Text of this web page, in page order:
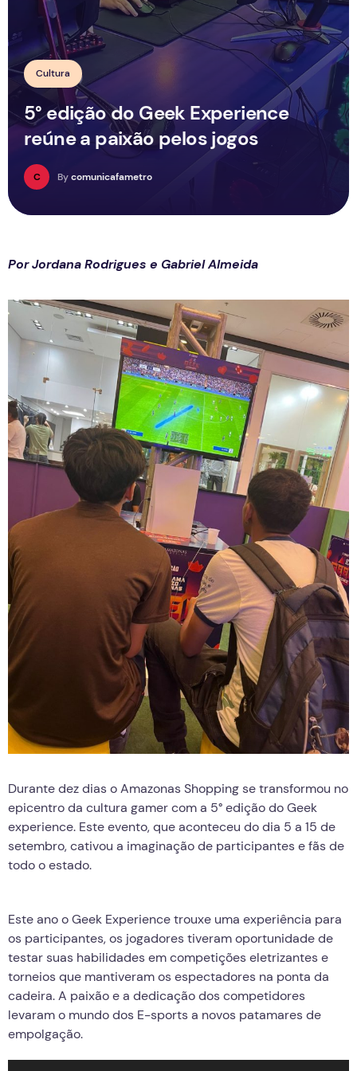
Cultura
5° edição do Geek Experience
reúne a paixão pelos jogos
C Bycomunicafametro
Por Jordana Rodrigues e Gabriel Almeida
Durante dez dias o Amazonas Shopping se transformou no
epicentro da cultura gamer com a 5° edição do Geek
experience. Este evento, que aconteceu do dia 5 a 15 de
setembro, cativou a imaginação de participantes e fãs de
todo o estado.
Este ano o Geek Experience trouxe uma experiência para
os participantes, os jogadores tiveram oportunidade de
testar suas habilidades em competições eletrizantes e
torneios que mantiveram os espectadores na ponta da
cadeira. A paixão e a dedicação dos competidores
levaram o mundo dos E-sports a novos patamares de
empolgação.